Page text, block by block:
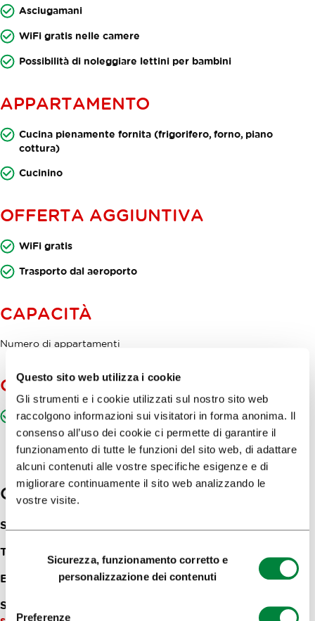
Questo sito web utilizza i cookie
Gli strumenti e i cookie utilizzati sul nostro sito web
raccolgono informazioni sui visitatori in forma anonima. Il
consenso all’uso dei cookie ci permette di garantire il
funzionamento di tutte le funzioni del sito web, di adattare
alcuni contenuti alle vostre specifiche esigenze e di
migliorare continuamente il sito web analizzando le
vostre visite.
Selezione
consenso
Sicurezza, funzionamento corretto e
personalizzazione dei contenuti
Preferenze
Asciugamani
WiFi gratis nelle camere
Possibilità di noleggiare lettini per bambini
APPARTAMENTO
Cucina pienamente fornita (frigorifero, forno, piano
cottura)
Cucinino
OFFERTA AGGIUNTIVA
WiFi gratis
Trasporto dal aeroporto
CAPACITÀ
Numero di appartamenti
OFFERTA GASTRONOMICA
Offerta di prime colazioni
Contatti
Streliška ulica 10
Telefon:
E-mail: apartments@hisapodgradom.si
Sito web:
Appartamenti Hiša pod Gradom (La Casa